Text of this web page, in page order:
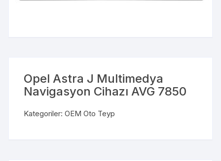
Opel Astra J Multimedya
Navigasyon Cihazı AVG 7850
Kategoriler:OEM Oto Teyp